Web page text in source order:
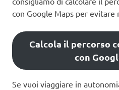
con Google Maps per evitare
Calcola il percorso
con
Se vuoi viaggiare in